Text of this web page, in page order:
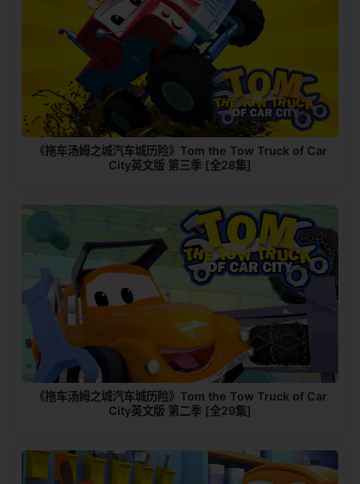
《拖车汤姆之城汽车城历险》Tom the Tow Truck of Car
City英文版 第三季 [全28集]
《拖车汤姆之城汽车城历险》Tom the Tow Truck of Car
City英文版 第二季 [全29集]